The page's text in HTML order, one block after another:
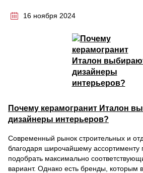
16 ноября 2024
Почему керамогранит Италон
дизайнеры интерьеров?
Современный рынок строительных и
благодаря широчайшему ассортименту
подобрать максимально
вариант. Однако есть бренды, которым